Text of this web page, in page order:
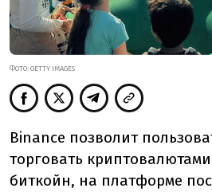
ФОТО: GETTY IMAGES
Binance позволит
торговать
биткойн, на платформе